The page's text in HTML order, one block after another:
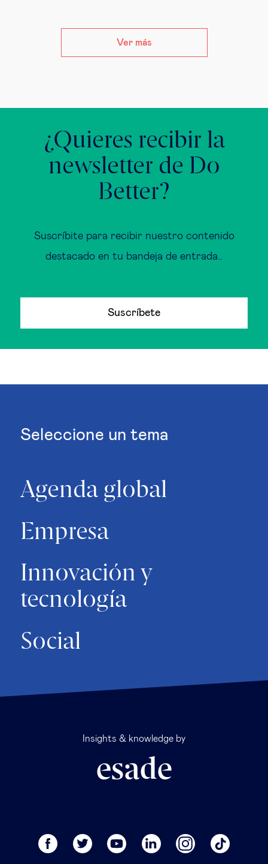
Ver más
¿Quieres recibir la
newsletter de Do
Better?
Suscríbite para recibir nuestro contenido
destacado en tu bandeja de entrada..
Suscríbete
Seleccione un tema
Agenda global
Empresa
Innovación y
tecnología
Social
Insights & knowledge by